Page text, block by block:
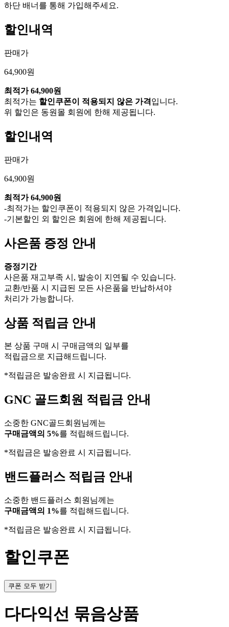
하단 배너를 통해 가입해주세요.
할인내역
판매가
64,900원
최적가 64,900원
최적가는 할인쿠폰이 적용되지 않은 가격입니다.
위 할인은 동원몰 회원에 한해 제공됩니다.
할인내역
판매가
64,900원
최적가 64,900원
-최적가는 할인쿠폰이 적용되지 않은 가격입니다.
-기본할인 외 할인은 회원에 한해 제공됩니다.
사은품 증정 안내
증정기간
사은품 재고부족 시, 발송이 지연될 수 있습니다.
교환/반품 시 지급된 모든 사은품을 반납하셔야
처리가 가능합니다.
상품 적립금 안내
본 상품 구매 시 구매금액의 일부를
적립금으로 지급해드립니다.
*적립금은 발송완료 시 지급됩니다.
GNC 골드회원 적립금 안내
소중한 GNC골드회원님께는
구매금액의 5%를 적립해드립니다.
*적립금은 발송완료 시 지급됩니다.
밴드플러스 적립금 안내
소중한 밴드플러스 회원님께는
구매금액의 1%를 적립해드립니다.
*적립금은 발송완료 시 지급됩니다.
할인쿠폰
쿠폰 모두 받기
다다익선 묶음상품